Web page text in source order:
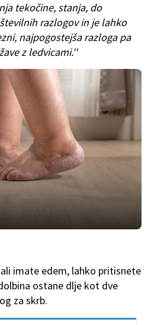
tekočine, stanja, do
razlogov in je lahko
najpogostejša razloga pa
z ledvicami.''
imate edem, lahko pritisnete
ostane dlje kot dve
za skrb.